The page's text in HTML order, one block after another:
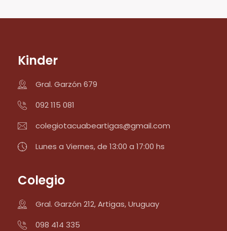
Kinder
Gral. Garzón 679
092 115 081
colegiotacuabeartigas@gmail.com
Lunes a Viernes, de 13:00 a 17:00 hs
Colegio
Gral. Garzón 212, Artigas, Uruguay
098 414 335